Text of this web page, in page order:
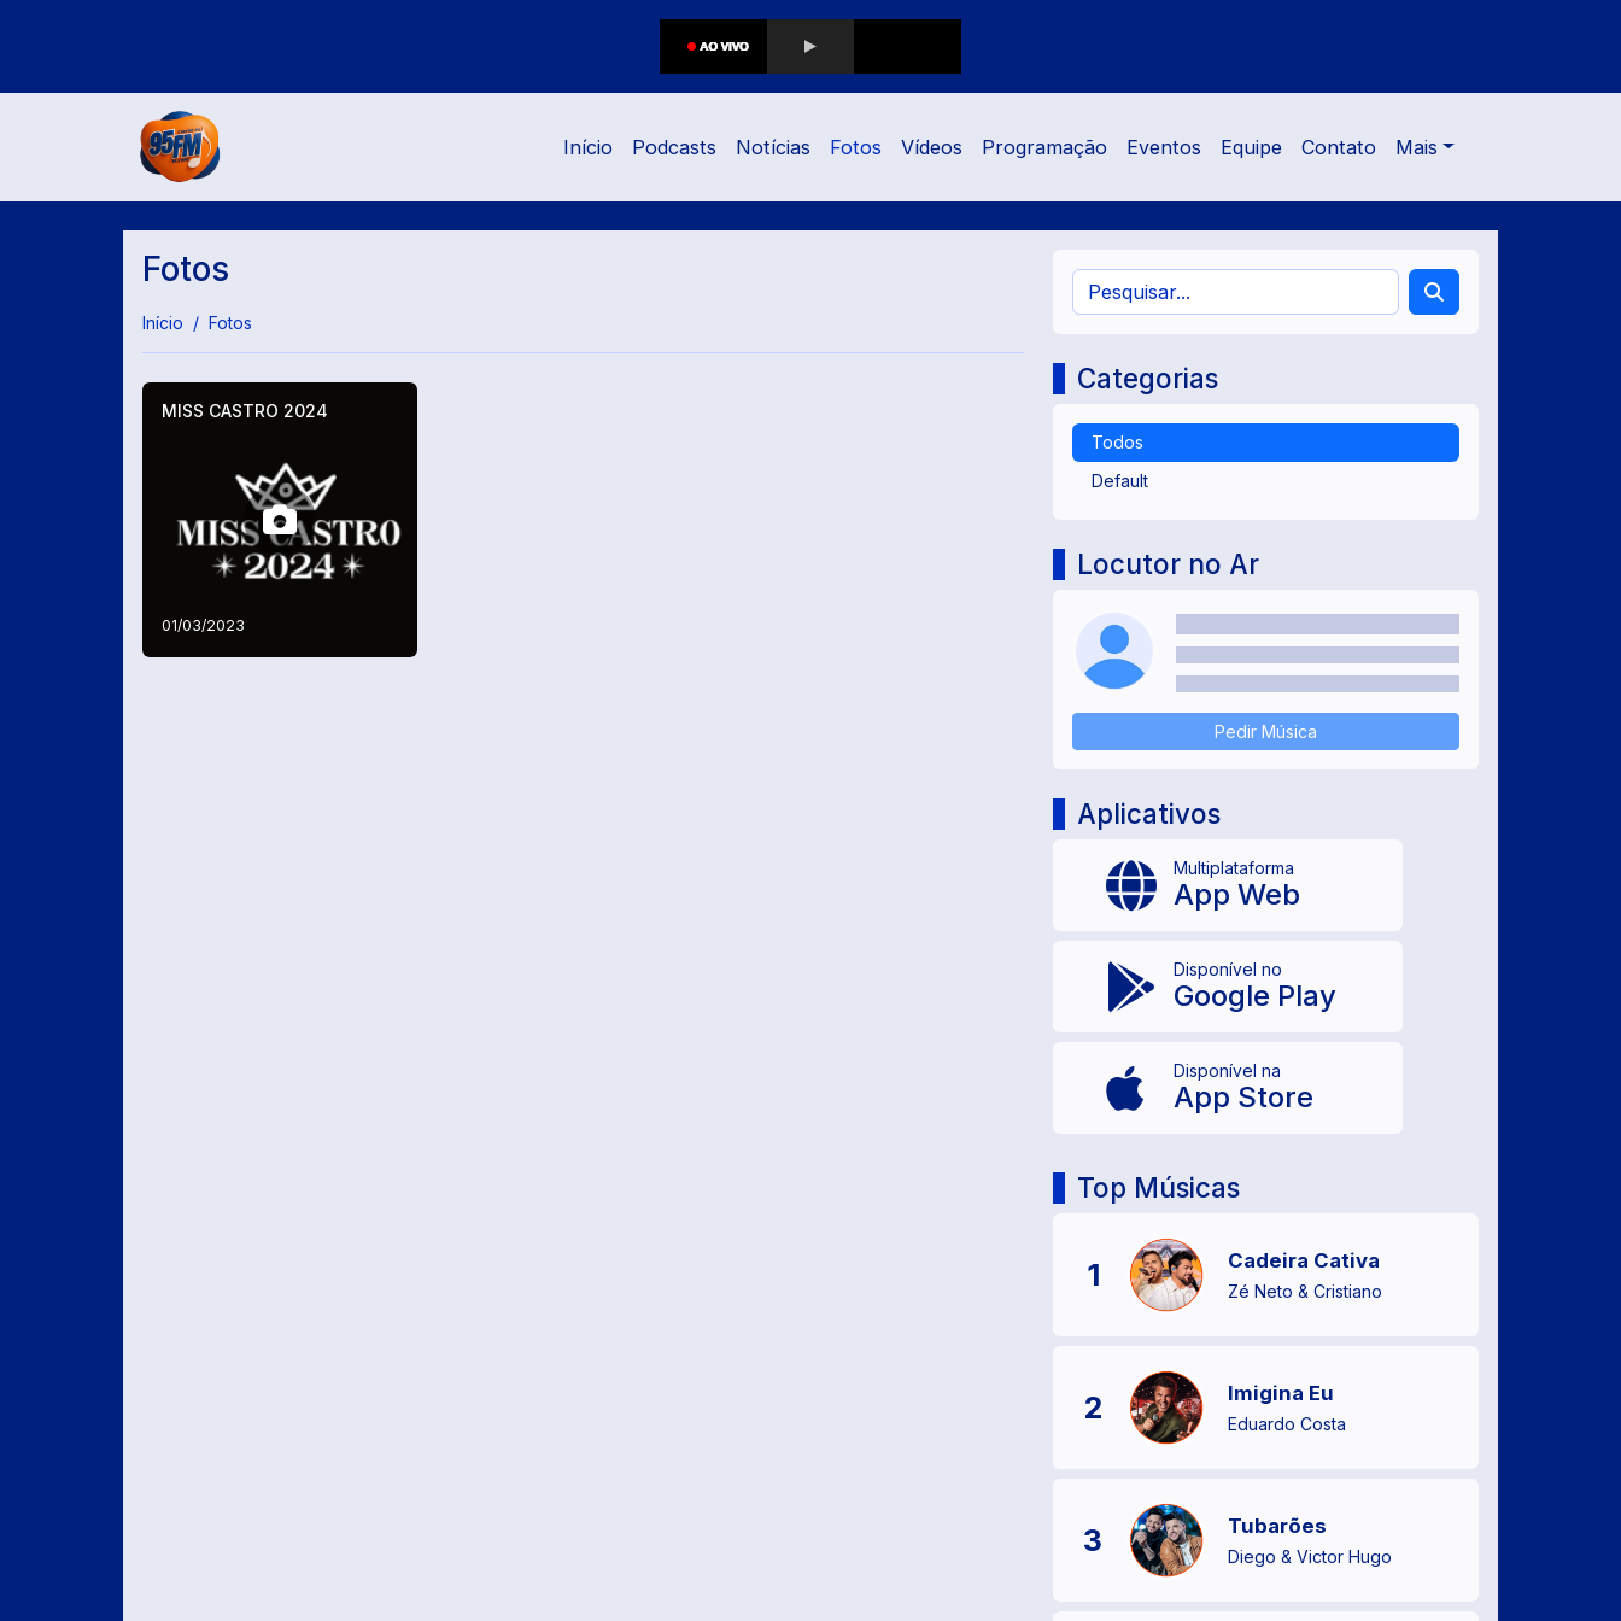
Início Podcasts Notícias Fotos Vídeos Programação Eventos Equipe Contato Mais
Fotos
Início Fotos
MISS CASTRO 2024
01/03/2023
Categorias
Todos
Default
Locutor no Ar
Pedir Música
Aplicativos
Multiplataforma
App Web
Disponível no
Google Play
Disponível na
App Store
Top Músicas
1 Cadeira Cativa
Zé Neto & Cristiano
2 Imigina Eu
Eduardo Costa
3 Tubarões
Diego & Victor Hugo